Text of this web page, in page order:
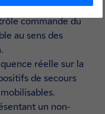
leur décharge a
commande du
au sens des
réelle sur la
de secours
un non-